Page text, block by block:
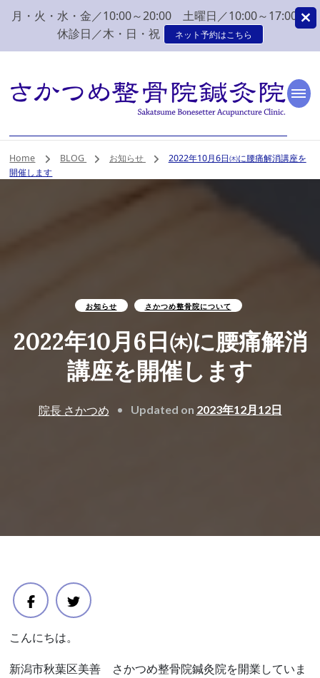
月・火・水・金／10:00～20:00 土曜日／10:00～17:00
休診日／木・日・祝
ネット予約はこちら
新潟市 秋葉区 肩こり
腰痛 整体 鍼灸はさか
つめ整骨院鍼灸院
鍼灸院へ。みなさまの気持ちに寄り添い、丁寧な問診、治療をさせて
Home BLOG お知らせ
2022年10月6日㈭に腰痛解消講座を
開催します
お知らせ さかつめ整骨院について
2022年10月6日㈭に腰痛解消
講座を開催します
院長 さかつめ Updated on 2023年12月12日
こんにちは。
新潟市秋葉区美善 さかつめ整骨院鍼灸院を開業していま